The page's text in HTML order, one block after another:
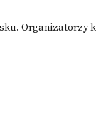
Organizatorzy